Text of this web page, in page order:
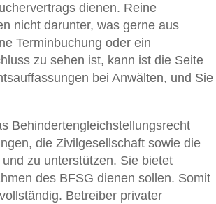
dienen. Reine
nicht darunter, was gerne aus
Terminbuchung oder ein
zu sehen ist, kann ist die Seite
bei Anwälten, und Sie
Behindertengleichstellungsrecht
die Zivilgesellschaft sowie die
zu unterstützen. Sie bietet
des BFSG dienen sollen. Somit
Betreiber privater